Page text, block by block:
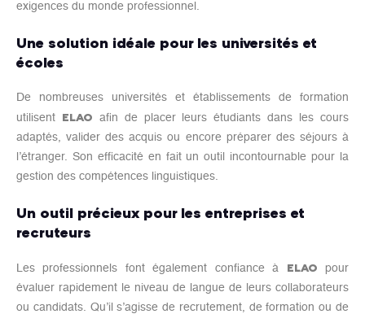
exigences du monde professionnel.
Une solution idéale pour les universités et
écoles
De nombreuses universités et établissements de formation
utilisent ELAO afin de placer leurs étudiants dans les cours
adaptés, valider des acquis ou encore préparer des séjours à
l’étranger. Son efficacité en fait un outil incontournable pour la
gestion des compétences linguistiques.
Un outil précieux pour les entreprises et
recruteurs
Les professionnels font également confiance à ELAO pour
évaluer rapidement le niveau de langue de leurs collaborateurs
ou candidats. Qu’il s’agisse de recrutement, de formation ou de